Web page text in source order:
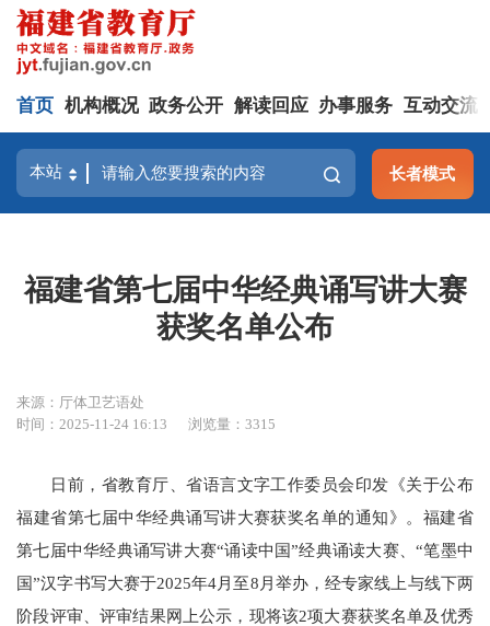
首页 机构概况 政务公开 解读回应 办事服务 互动交流
长者模式
福建省第七届中华经典诵写讲大赛
获奖名单公布
来源：厅体卫艺语处
时间：2025-11-24 16:13
浏览量：3315
日前，省教育厅、省语言文字工作委员会印发《关于公布
福建省第七届中华经典诵写讲大赛获奖名单的通知》。福建省
第七届中华经典诵写讲大赛“诵读中国”经典诵读大赛、“笔墨中
国”汉字书写大赛于2025年4月至8月举办，经专家线上与线下两
阶段评审、评审结果网上公示，现将该2项大赛获奖名单及优秀